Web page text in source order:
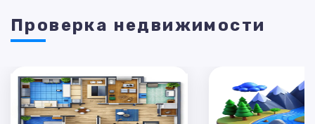
Проверка недвижимости